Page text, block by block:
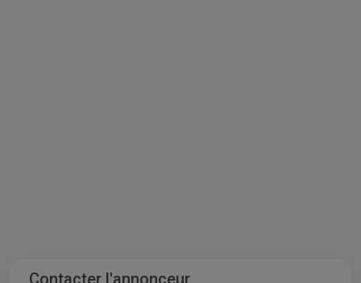
Contacter l'annonceur